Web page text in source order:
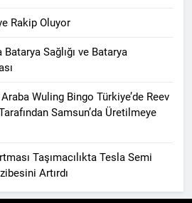
Rakip Oluyor
Sağlığı ve Batarya
Wuling Bingo Türkiye’de Reev
Samsun’da Üretilmeye
Taşımacılıkta Tesla Semi
Artırdı